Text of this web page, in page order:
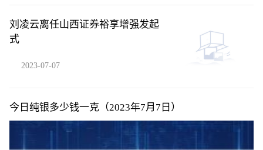
刘凌云离任山西证券裕享增强发起
式
2023-07-07
今日纯银多少钱一克（2023年7月7日）